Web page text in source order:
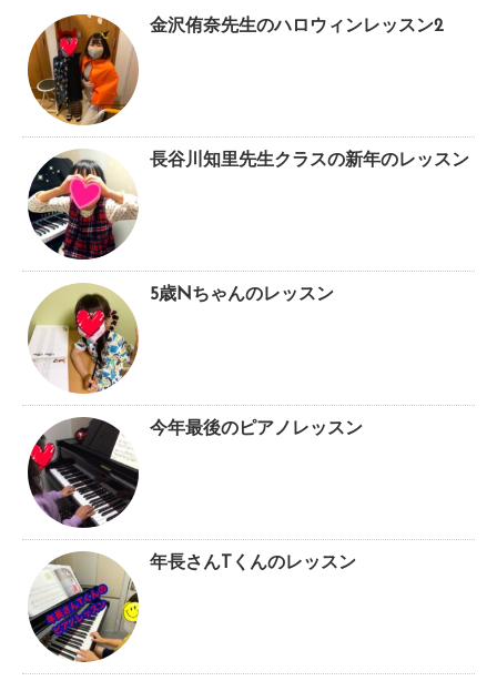
金沢侑奈先生のハロウィンレッスン2
長谷川知里先生クラスの新年のレッスン
5歳Nちゃんのレッスン
今年最後のピアノレッスン
年長さんTくんのレッスン